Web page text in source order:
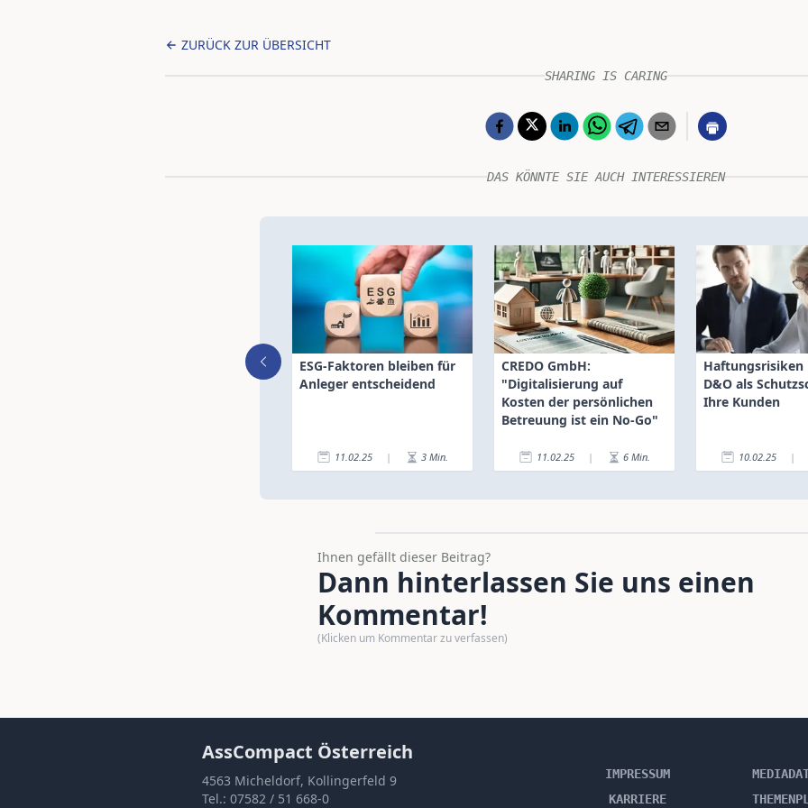
ZURÜCK ZUR ÜBERSICHT
SHARING IS CARING
DAS KÖNNTE SIE AUCH INTERESSIEREN
ESG-Faktoren bleiben für
Anleger entscheidend
11.02.25 | 3 Min.
CREDO GmbH:
"Digitalisierung auf
Kosten der persönlichen
Betreuung ist ein No-Go"
11.02.25 | 6 Min.
Haftungsrisiken
D&O als
Ihre Kunden
10.02.25 |
Ihnen gefällt dieser Beitrag?
Dann hinterlassen Sie uns einen
Kommentar!
(Klicken um Kommentar zu verfassen)
AssCompact Österreich
4563 Micheldorf, Kollingerfeld 9
Tel.: 07582 / 51 668-0
IMPRESSUM
KARRIERE